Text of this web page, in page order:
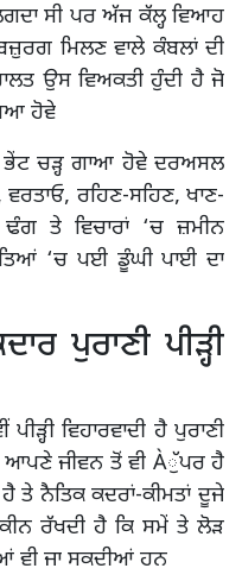
ਸੀ ਪਰ ਅੱਜ ਕੱਲ੍ਹ ਵਿਆਹ
ਮਿਲਣ ਵਾਲੇ ਕੰਬਲਾਂ ਦੀ
ਉਸ ਵਿਅਕਤੀ ਹੁੰਦੀ ਹੈ ਜੋ
ਹੋਵੇ
ਚੜ੍ਹ ਗਾਆ ਹੋਵੇ ਦਰਅਸਲ
ਵਰਤਾਓ, ਰਹਿਣ-ਸਹਿਣ, ਖਾਣ-
ਤੇ ਵਿਚਾਰਾਂ ‘ਚ ਜ਼ਮੀਨ
‘ਚ ਪਈ ਡੂੰਘੀ ਪਾਈ ਦਾ
ਪੁਰਾਣੀ ਪੀੜ੍ਹੀ
ਵਿਹਾਰਵਾਦੀ ਹੈ ਪੁਰਾਣੀ
ਆਪਣੇ ਜੀਵਨ ਤੋਂ ਵੀ Àੁੱਪਰ ਹੈ
ਤੇ ਨੈਤਿਕ ਕਦਰਾਂ-ਕੀਮਤਾਂ ਦੂਜੇ
ਰੱਖਦੀ ਹੈ ਕਿ ਸਮੇਂ ਤੇ ਲੋੜ
ਵੀ ਜਾ ਸਕਦੀਆਂ ਹਨ